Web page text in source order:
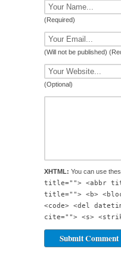
(Required)
(Will not be published)
(Optional)
XHTML: You can use
title=""> <abbr
title=""> <b>
<code> <del
cite=""> <s>